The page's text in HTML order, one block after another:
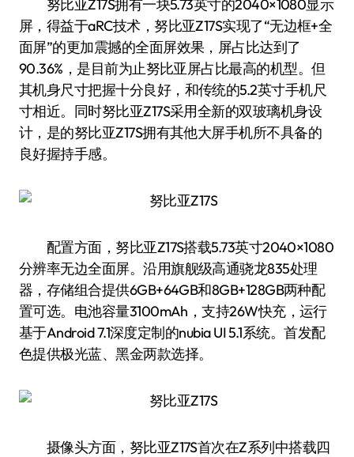
努比亚Z17S拥有一块5.73英寸的2040×1080显示
屏，得益于aRC技术，努比亚Z17S实现了“无边框+全
面屏”的更加震撼的全面屏效果，屏占比达到了
90.36%，是目前为止努比亚屏占比最高的机型。但
其机身尺寸把握十分良好，和传统的5.2英寸手机尺
寸相近。同时努比亚Z17S采用全新的双玻璃机身设
计，是的努比亚Z17S拥有其他大屏手机所不具备的
良好握持手感。
配置方面，努比亚Z17S搭载5.73英寸2040×1080
分辨率无边全面屏。沿用旗舰级高通骁龙835处理
器，存储组合提供6GB+64GB和8GB+128GB两种配
置可选。电池容量3100mAh，支持26W快充，运行
基于Android 7.1深度定制的nubia UI 5.1系统。首发配
色提供极光蓝、黑金两款选择。
摄像头方面，努比亚Z17S首次在Z系列中搭载四